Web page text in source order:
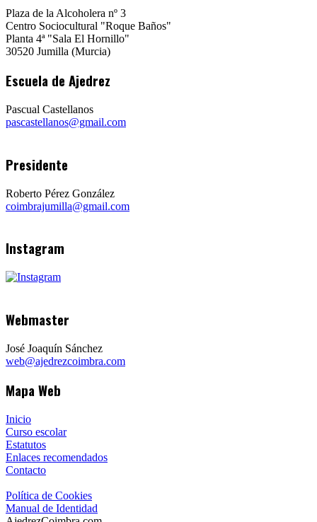
Plaza de la Alcoholera nº 3
Centro Sociocultural "Roque Baños"
Planta 4ª "Sala El Hornillo"
30520 Jumilla (Murcia)
Escuela de Ajedrez
Pascual Castellanos
pascastellanos@gmail.com
Presidente
Roberto Pérez González
coimbrajumilla@gmail.com
Instagram
Webmaster
José Joaquín Sánchez
web@ajedrezcoimbra.com
Mapa Web
Inicio
Curso escolar
Estatutos
Enlaces recomendados
Contacto
Política de Cookies
Manual de Identidad